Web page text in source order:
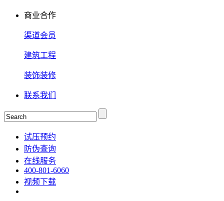
商业合作
渠道会员
建筑工程
装饰装修
联系我们
试压预约
防伪查询
在线服务
400-801-6060
视频下载